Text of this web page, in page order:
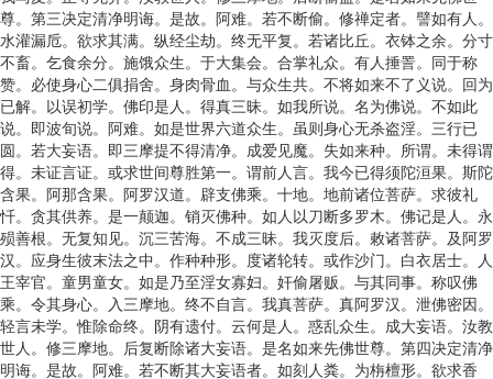
尊。第三决定清净明诲。是故。阿难。若不断偷。修禅定者。譬如有人。
水灌漏卮。欲求其满。纵经尘劫。终无平复。若诸比丘。衣钵之余。分寸
不畜。乞食余分。施饿众生。于大集会。合掌礼众。有人捶詈。同于称
赞。必使身心二俱捐舍。身肉骨血。与众生共。不将如来不了义说。回为
已解。以误初学。佛印是人。得真三昧。如我所说。名为佛说。不如此
说。即波旬说。阿难。如是世界六道众生。虽则身心无杀盗淫。三行已
圆。若大妄语。即三摩提不得清净。成爱见魔。失如来种。所谓。未得谓
得。未证言证。或求世间尊胜第一。谓前人言。我今已得须陀洹果。斯陀
含果。阿那含果。阿罗汉道。辟支佛乘。十地。地前诸位菩萨。求彼礼
忏。贪其供养。是一颠迦。销灭佛种。如人以刀断多罗木。佛记是人。永
殒善根。无复知见。沉三苦海。不成三昧。我灭度后。敕诸菩萨。及阿罗
汉。应身生彼末法之中。作种种形。度诸轮转。或作沙门。白衣居士。人
王宰官。童男童女。如是乃至淫女寡妇。奸偷屠贩。与其同事。称叹佛
乘。令其身心。入三摩地。终不自言。我真菩萨。真阿罗汉。泄佛密因。
轻言未学。惟除命终。阴有遗付。云何是人。惑乱众生。成大妄语。汝教
世人。修三摩地。后复断除诸大妄语。是名如来先佛世尊。第四决定清净
明诲。是故。阿难。若不断其大妄语者。如刻人粪。为栴檀形。欲求香